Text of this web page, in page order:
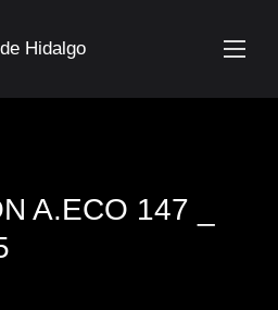
A.ECO 147 _